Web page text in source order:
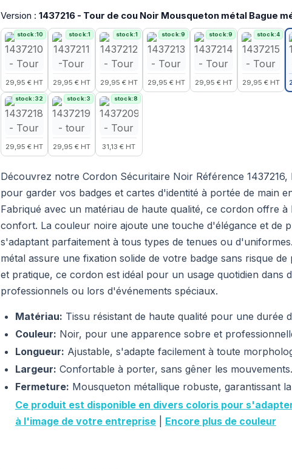
Version : 1437216 - Tour de cou Noir Mousqueton métal Bague
stock:10
29,95 € HT
stock:1
29,95 € HT
stock:1
29,95 € HT
stock:9
29,95 € HT
stock:9
29,95 € HT
stock:4
29,95 € HT
stock:32
29,95 € HT
stock:3
29,95 € HT
stock:8
31,13 € HT
Découvrez notre Cordon Sécuritaire Noir Référence 1437216,
pour garder vos badges et cartes d'identité à portée de main
Fabriqué avec un matériau de haute qualité, ce cordon offre à
confort. La couleur noire ajoute une touche d'élégance et de
s'adaptant parfaitement à tous types de tenues ou
métal assure une fixation solide de votre badge sans risque
et pratique, ce cordon est idéal pour un usage quotidien dans
professionnels ou lors d'événements spéciaux.
Matériau: Tissu résistant de haute qualité pour une durée
Couleur: Noir, pour une apparence sobre et
Longueur: Ajustable, s'adapte facilement à toute
Largeur: Confortable à porter, sans gêner les mouvements.
Fermeture: Mousqueton métallique robuste, garantissant
Ce produit est disponible en divers coloris pour
à l'image de votre entreprise| Encore plus de couleur